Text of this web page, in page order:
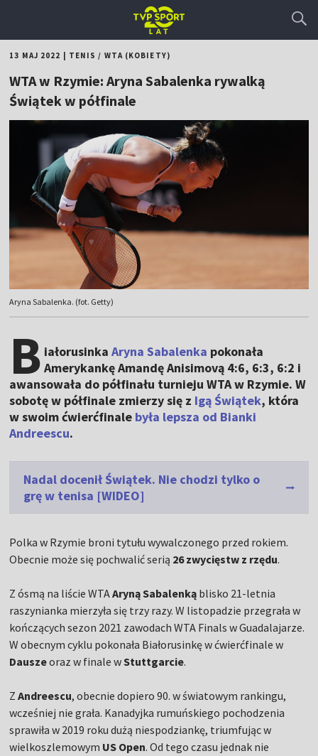
13 MAJ 2022 TENIS / WTA (KOBIETY)
WTA w Rzymie: Aryna Sabalenka rywalką
Świątek w półfinale
Aryna Sabalenka. (fot. Getty)
B iałorusinkaAryna Sabalenka pokonała
Amerykankę Amandę Anisimovą 4:6, 6:3, 6:2 i
awansowała do półfinału turnieju WTA w Rzymie. W
sobotę w półfinale zmierzy się z Igą Świątek, która
w swoim ćwierćfinale była lepsza od Bianki
Andreescu.
Nadal docenił Świątek. Nie chodzi tylko o
grę w tenisa [WIDEO]
Polka w Rzymie broni tytułu wywalczonego przed rokiem.
Obecnie może się pochwalić serią 26 zwycięstw z rzędu.
Z ósmą na liście WTAAryną Sabalenką blisko 21-letnia
raszynianka mierzyła się trzy razy. W listopadzie przegrała w
kończących sezon 2021 zawodach WTA Finals w Guadalajarze.
W obecnym cyklu pokonała Białorusinkę w ćwierćfinale w
Dauszeoraz w finale wStuttgarcie.
ZAndreescu, obecnie dopiero 90. w światowym rankingu,
wcześniej nie grała. Kanadyjka rumuńskiego pochodzenia
sprawiła w 2019 roku dużą niespodziankę, triumfując w
wielkoszlemowym US Open. Od tego czasu jednak nie